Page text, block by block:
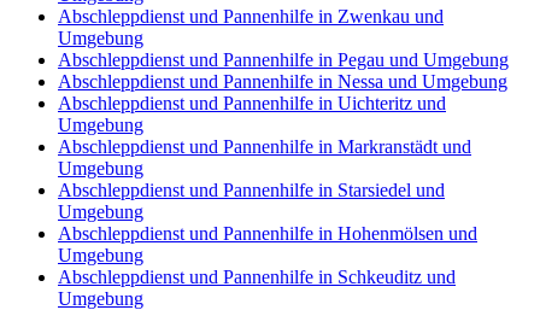
Abschleppdienst und Pannenhilfe in Zwenkau und
Umgebung
Abschleppdienst und Pannenhilfe in Pegau und Umgebung
Abschleppdienst und Pannenhilfe in Nessa und Umgebung
Abschleppdienst und Pannenhilfe in Uichteritz und
Umgebung
Abschleppdienst und Pannenhilfe in Markranstädt und
Umgebung
Abschleppdienst und Pannenhilfe in Starsiedel und
Umgebung
Abschleppdienst und Pannenhilfe in Hohenmölsen und
Umgebung
Abschleppdienst und Pannenhilfe in Schkeuditz und
Umgebung